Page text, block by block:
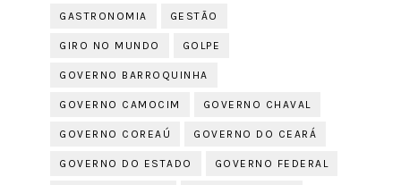
GASTRONOMIA GESTÃO
GIRO NO MUNDO GOLPE
GOVERNO BARROQUINHA
GOVERNO CAMOCIM GOVERNO CHAVAL
GOVERNO COREAÚ GOVERNO DO CEARÁ
GOVERNO DO ESTADO GOVERNO FEDERAL